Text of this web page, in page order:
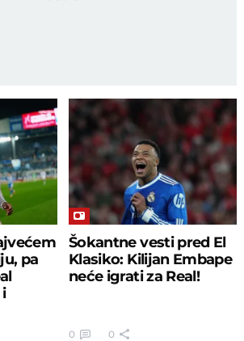
pa
Šokantne vesti pred El
Klasiko: Kilijan Embape
neće igrati za Real!
0 0